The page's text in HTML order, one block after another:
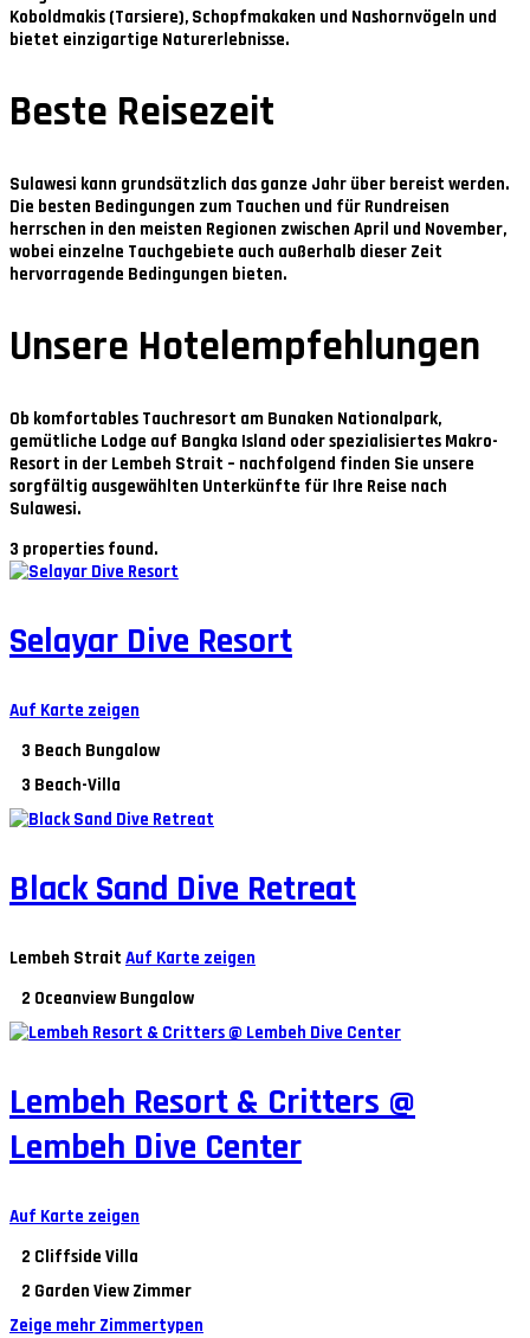
Koboldmakis (Tarsiere), Schopfmakaken und Nashornvögeln und
bietet einzigartige Naturerlebnisse.
Beste Reisezeit
Sulawesi kann grundsätzlich das ganze Jahr über bereist werden.
Die besten Bedingungen zum Tauchen und für Rundreisen
herrschen in den meisten Regionen zwischen April und November,
wobei einzelne Tauchgebiete auch außerhalb dieser Zeit
hervorragende Bedingungen bieten.
Unsere Hotelempfehlungen
Ob komfortables Tauchresort am Bunaken Nationalpark,
gemütliche Lodge auf Bangka Island oder spezialisiertes Makro-
Resort in der Lembeh Strait – nachfolgend finden Sie unsere
sorgfältig ausgewählten Unterkünfte für Ihre Reise nach
Sulawesi.
3 properties found.
Selayar Dive Resort
Auf Karte zeigen
3 Beach Bungalow
3 Beach-Villa
Black Sand Dive Retreat
Lembeh Strait Auf Karte zeigen
2 Oceanview Bungalow
Lembeh Resort & Critters @
Lembeh Dive Center
Auf Karte zeigen
2 Cliffside Villa
2 Garden View Zimmer
Zeige mehr Zimmertypen